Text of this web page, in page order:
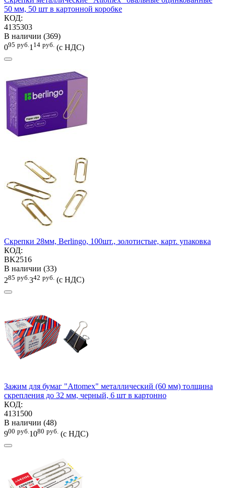
50 мм, 50 шт в картонной коробке
КОД:
4135303
В наличии (369)
095 руб. 1 14 руб. (с НДС)
Скрепки 28мм, Berlingo, 100шт., золотистые, карт. упаковка
КОД:
BK2516
В наличии (33)
285 руб. 342 руб. (с НДС)
Зажим для бумаг "Attomex" металлический (60 мм) толщина
скрепления до 32 мм, черный, 6 шт в картонно
КОД:
4131500
В наличии (48)
900 руб. 1080 руб. (с НДС)